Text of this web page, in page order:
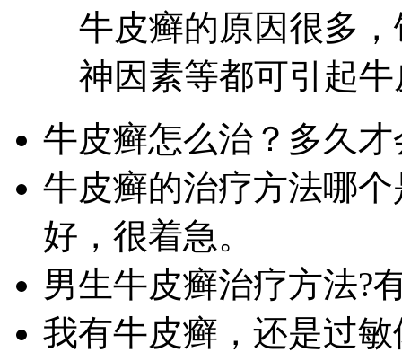
牛皮癣的原因很多
神因素等都可引起
牛皮癣怎么治？多久
牛皮癣的治疗方法哪
好，很着急。
男生牛皮癣治疗方法?
我有牛皮癣，还是过